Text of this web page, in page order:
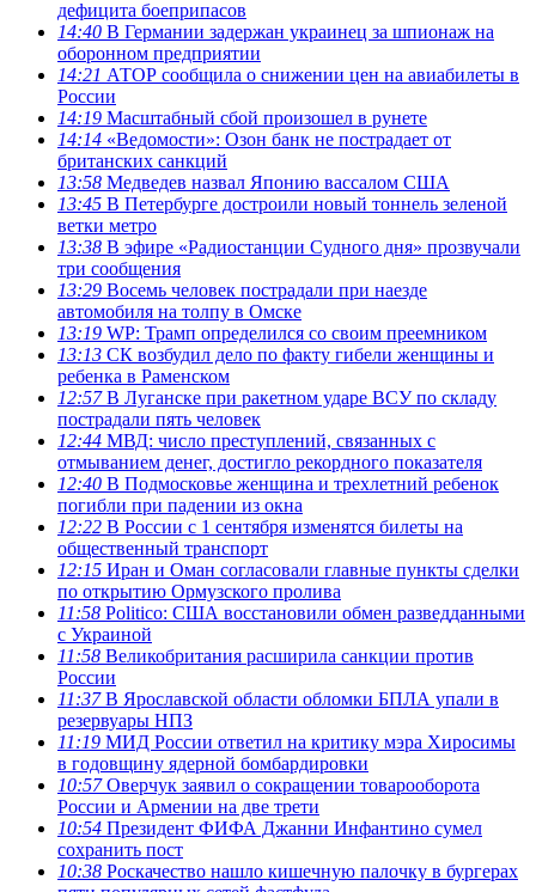
дефицита боеприпасов
14:40 В Германии задержан украинец за шпионаж на
оборонном предприятии
14:21 АТОР сообщила о снижении цен на авиабилеты в
России
14:19 Масштабный сбой произошел в рунете
14:14 «Ведомости»: Озон банк не пострадает от
британских санкций
13:58 Медведев назвал Японию вассалом США
13:45 В Петербурге достроили новый тоннель зеленой
ветки метро
13:38 В эфире «Радиостанции Судного дня» прозвучали
три сообщения
13:29 Восемь человек пострадали при наезде
автомобиля на толпу в Омске
13:19 WP: Трамп определился со своим преемником
13:13 СК возбудил дело по факту гибели женщины и
ребенка в Раменском
12:57В Луганске при ракетном ударе ВСУ по складу
пострадали пять человек
12:44 МВД: число преступлений, связанных с
отмыванием денег, достигло рекордного показателя
12:40 В Подмосковье женщина и трехлетний ребенок
погибли при падении из окна
12:22 В России с 1 сентября изменятся билеты на
общественный транспорт
12:15 Иран и Оман согласовали главные пункты сделки
по открытию Ормузского пролива
11:58 Politico: США восстановили обмен разведданными
с Украиной
11:58 Великобритания расширила санкции против
России
11:37В Ярославской области обломки БПЛА упали в
резервуары НПЗ
11:19 МИД России ответил на критику мэра Хиросимы
в годовщину ядерной бомбардировки
10:57Оверчук заявил о сокращении товарооборота
России и Армении на две трети
10:54 Президент ФИФА Джанни Инфантино сумел
сохранить пост
10:38 Роскачество нашло кишечную палочку в бургерах